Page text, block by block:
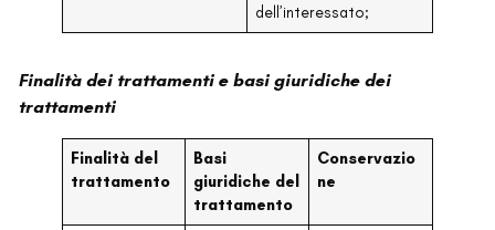
dell’interessato;
Finalità dei trattamenti e basi giuridiche dei
trattamenti
Finalità del
trattamento
Basi
giuridiche del
trattamento
Conservazio
ne